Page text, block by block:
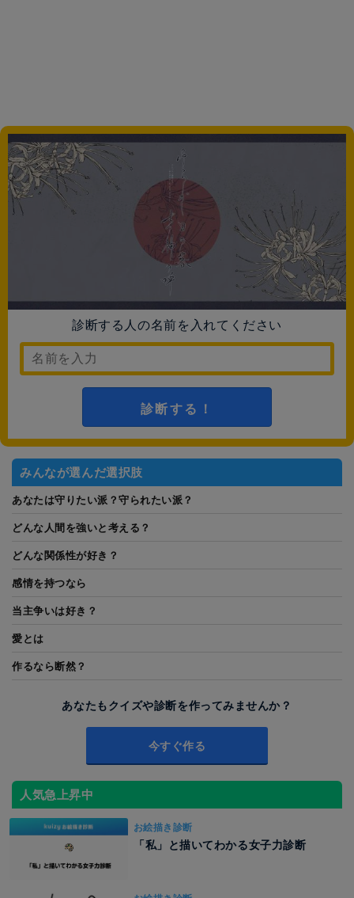
診断する人の名前を入れてください
診断する！
みんなが選んだ選択肢
あなたは守りたい派？守られたい派？
どんな人間を強いと考える？
どんな関係性が好き？
感情を持つなら
当主争いは好き？
愛とは
作るなら断然？
あなたもクイズや診断を作ってみませんか？
今すぐ作る
人気急上昇中
お絵描き診断
「私」と描いてわかる女子力診断